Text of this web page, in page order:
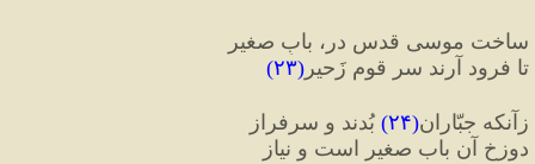
ساخت موسی قدس در، بابِ صغیر
تا فرود آرند سر قومِ زَحیر (۲۳)
زآنکه جبّاران(۲۴) بُدند و سرفراز
دوزخ آن باب صغیر است و نیاز